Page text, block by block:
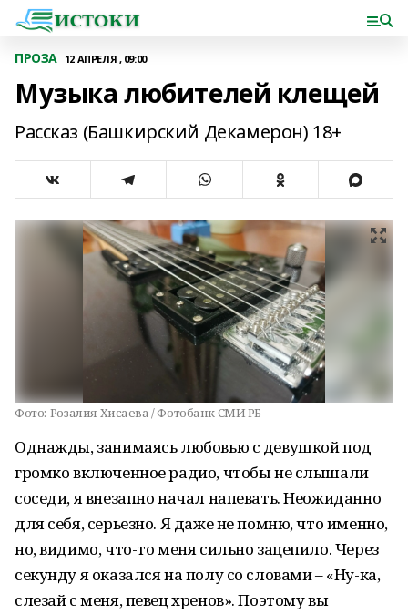
ПРОЗА 12 АПРЕЛЯ , 09:00
Музыка любителей клещей
Рассказ (Башкирский Декамерон) 18+
Фото: Розалия Хисаева / Фотобанк СМИ РБ
Однажды, занимаясь любовью с девушкой под
громко включенное радио, чтобы не слышали
соседи, я внезапно начал напевать. Неожиданно
для себя, серьезно. Я даже не помню, что именно,
но, видимо, что-то меня сильно зацепило. Через
секунду я оказался на полу со словами – «Ну-ка,
слезай с меня, певец хренов». Поэтому вы